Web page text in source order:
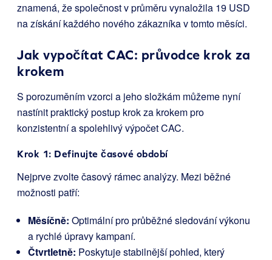
znamená, že společnost v průměru vynaložila 19 USD
na získání každého nového zákazníka v tomto měsíci.
Jak vypočítat CAC: průvodce krok za
krokem
S porozuměním vzorci a jeho složkám můžeme nyní
nastínit praktický postup krok za krokem pro
konzistentní a spolehlivý výpočet CAC.
Krok 1: Definujte časové období
Nejprve zvolte časový rámec analýzy. Mezi běžné
možnosti patří:
Měsíčně: Optimální pro průběžné sledování výkonu
a rychlé úpravy kampaní.
Čtvrtletně: Poskytuje stabilnější pohled, který